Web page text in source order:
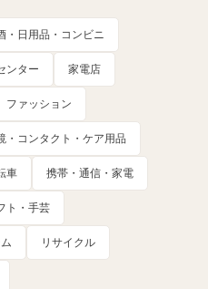
・日用品・コンビニ
ンター 家電店
ファッション
・コンタクト・ケア用品
車 携帯・通信・家電
ト・手芸
リサイクル